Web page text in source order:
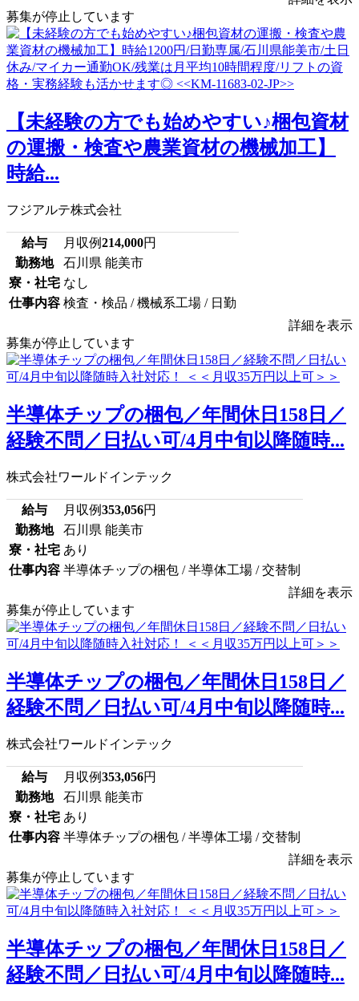
募集が停止しています
【未経験の方でも始めやすい♪梱包資材
の運搬・検査や農業資材の機械加工】
時給...
フジアルテ株式会社
給与 月収例214,000円
勤務地
石川県 能美市
寮・社宅 なし
仕事内容 検査・検品 / 機械系工場 / 日勤
詳細を表示
募集が停止しています
半導体チップの梱包／年間休日158日／
経験不問／日払い可/4月中旬以降随時...
株式会社ワールドインテック
給与 月収例353,056円
勤務地
石川県 能美市
寮・社宅 あり
仕事内容 半導体チップの梱包 / 半導体工場 / 交替制
詳細を表示
募集が停止しています
半導体チップの梱包／年間休日158日／
経験不問／日払い可/4月中旬以降随時...
株式会社ワールドインテック
給与 月収例353,056円
勤務地
石川県 能美市
寮・社宅 あり
仕事内容 半導体チップの梱包 / 半導体工場 / 交替制
詳細を表示
募集が停止しています
半導体チップの梱包／年間休日158日／
経験不問／日払い可/4月中旬以降随時...